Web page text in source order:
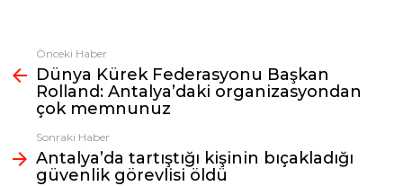
Fazlasına
bak
Önceki Haber
Dünya Kürek Federasyonu Başkan
Rolland: Antalya’daki organizasyondan
çok memnunuz
Sonraki Haber
Antalya’da tartıştığı kişinin bıçakladığı
güvenlik görevlisi öldü